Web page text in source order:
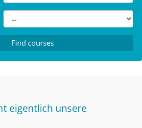
eigentlich unsere